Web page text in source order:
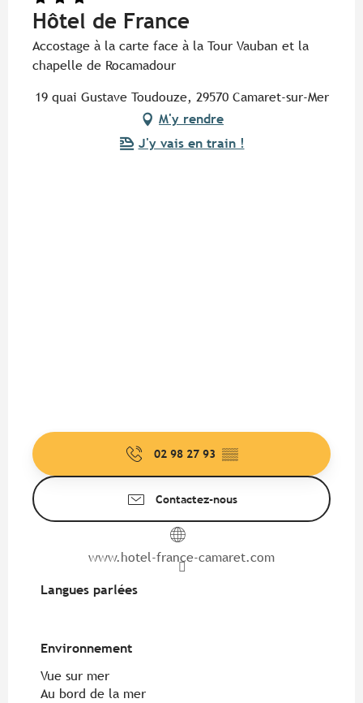
Hôtel de France
Accostage à la carte face à la Tour Vauban et la
chapelle de Rocamadour
19 quai Gustave Toudouze, 29570 Camaret-sur-Mer
M'y rendre
J'y vais en train !
02 98 27 93 ▒▒
Contactez-nous
www.hotel-france-camaret.com
Langues parlées
Langues parlées
Environnement
Environnement
Vue sur mer
Au bord de la mer